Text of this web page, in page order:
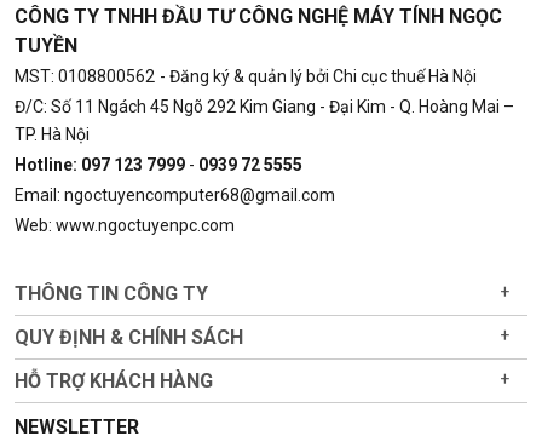
CÔNG TY TNHH ĐẦU TƯ CÔNG NGHỆ MÁY TÍNH NGỌC
TUYỀN
MST: 0108800562 - Đăng ký & quản lý bởi Chi cục thuế Hà Nội
Đ/C: Số 11 Ngách 45 Ngõ 292 Kim Giang - Đại Kim - Q. Hoàng Mai –
TP. Hà Nội
Hotline: 097 123 7999 - 0939 72 5555
Email: ngoctuyencomputer68@gmail.com
Web: www.ngoctuyenpc.com
THÔNG TIN CÔNG TY +
QUY ĐỊNH & CHÍNH SÁCH +
HỖ TRỢ KHÁCH HÀNG +
NEWSLETTER